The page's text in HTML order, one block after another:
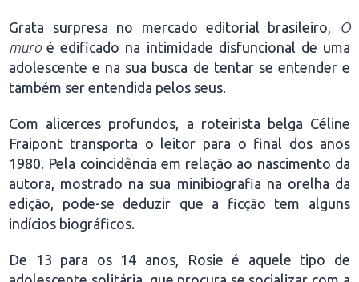
Grata surpresa no mercado editorial brasileiro,
O
muroé edificado na intimidade disfuncional de uma
adolescente e na sua busca de tentar se entender e
também ser entendida pelos seus.
Com alicerces profundos, a roteirista belga Céline
Fraipont transporta o leitor para o final dos anos
1980. Pela coincidência em relação ao nascimento da
autora, mostrado na sua minibiografia na orelha da
edição, pode-se deduzir que a ficção tem alguns
indícios biográficos.
De 13 para os 14 anos, Rosie é aquele tipo de